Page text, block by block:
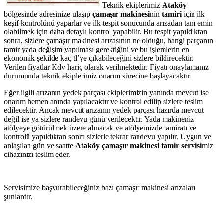
Teknik ekiplerimiz Ataköy
bölgesinde adresinize ulaşıp çamaşır makinesinin tamiri için ilk
keşif kontrolünü yaparlar ve ilk tespit sonucunda arızadan tam emin
olabilmek için daha detaylı kontrol yapabilir. Bu tespit yapıldıktan
sonra, sizlere çamaşır makinesi arızasının ne olduğu, hangi parçanın
tamir yada değişim yapılması gerektiğini ve bu işlemlerin en
ekonomik şekilde kaç tl’ye çıkabileceğini sizlere bildirecektir.
Verilen fiyatlar Kdv hariç olarak verilmektedir. Fiyatı onaylamanız
durumunda teknik ekiplerimiz onarım sürecine başlayacaktır.
Eğer ilgili arızanın yedek parçası ekiplerimizin yanında mevcut ise
onarım hemen anında yapılacaktır ve kontrol edilip sizlere teslim
edilecektir. Ancak mevcut arızanın yedek parçası hazırda mevcut
değil ise ya sizlere randevu günü verilecektir. Yada makineniz
atölyeye götürülmek üzere alınacak ve atölyemizde tamiratı ve
kontrolü yapıldıktan sonra sizlerle tekrar randevu yapılır. Uygun ve
anlaşılan gün ve saatte Ataköy çamaşır makinesi tamir servisimiz
cihazınızı teslim eder.
Servisimize başvurabileceğiniz bazı çamaşır makinesi arızaları
şunlardır.